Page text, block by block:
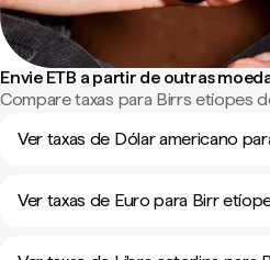
Envie ETB a partir de outras
Compare taxas para Birrs etíopes
Ver taxas de Dólar americano
Ver taxas de Euro para Birr